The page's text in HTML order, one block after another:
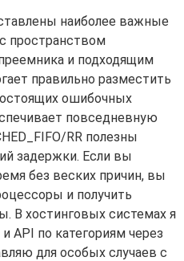
наиболее важные
пространством
и подходящим
правильно разместить
ошибочных
повседневную
RR полезны
задержки. Если вы
без веских причин, вы
и получить
В хостинговых системах я
API по категориям через
для особых случаев с